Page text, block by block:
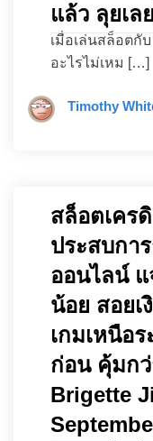
แล้ว ลุยเล
เมื่อเล่นสล็อตกั
อะไรไม่เหม […]
Timothy
สล็อตเคร
ประสบกา
ออนไลน์
น้อย สอย
เกมเหนือ
ก่อน คุ้มก
Brigette